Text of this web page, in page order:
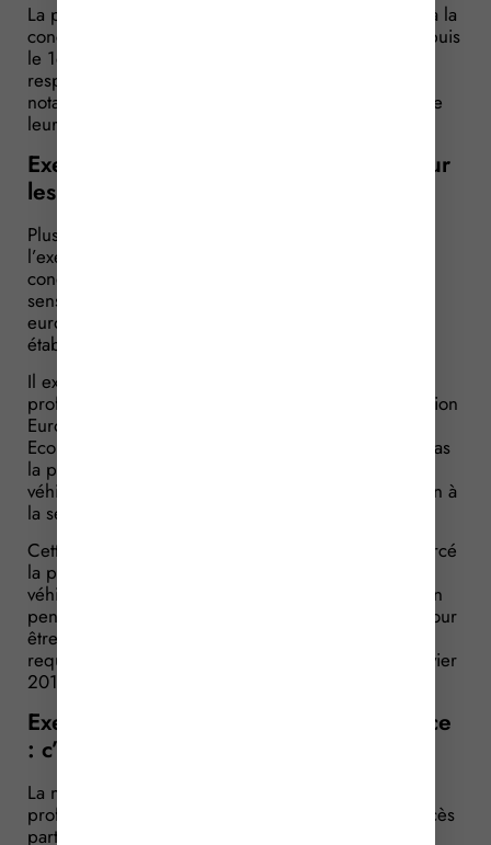
La profession de moniteur d’auto-école est ouverte à la
concurrence européenne. Elle l’est encore plus depuis
le 1er janvier 2016 car les conditions que doivent
respecter vos concurrents européens sont allégées
notamment en ce qui concerne la reconnaissance de
leurs qualités professionnelles.
Exercer en France : c’est plus facile pour
les européens
Plusieurs modifications réglementaires ont impacté
l’exercice de la profession d’enseignement de la
conduite de véhicules ou d’animateur de stages de
sensibilisation à la sécurité routière par un étranger
européen en France, et ce afin de faciliter leur
établissement en France.
Il existe une norme spécifique applicable aux
professionnels provenant des Etats membre de l’Union
Européenne ou tout autre Etat partie à l’Espace
Economique Européen lorsqu’ils ne réglementent pas
la profession d’enseignement de la conduite de
véhicules ou d’animateur de stages de sensibilisation à
la sécurité routière.
Cette norme prévoyait jusqu’ici qu’il fallait avoir exercé
la profession d’enseignement de la conduite de
véhicules ou d’animateur de stages de sensibilisation
pendant 2 ans au cours des 10 dernières années pour
être réputé posséder les qualités professionnelles
requises. Ce délai a été abaissé : depuis le 1er janvier
2016, il est désormais de 1 an.
Exercer partiellement l’activité en France
: c’est possible !
La nouvelle réglementation prévoit que les
professionnels européens puissent n’avoir qu’un accès
partiel au marché français. 3 conditions sont à